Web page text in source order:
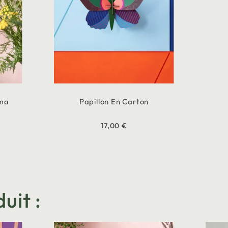
Papillon En Carton
17,00 €
: